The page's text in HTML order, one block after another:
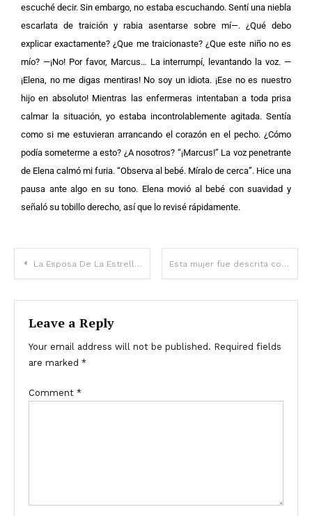
escuché decir. Sin embargo, no estaba escuchando. Sentí una niebla
escarlata de traición y rabia asentarse sobre mí—. ¿Qué debo
explicar exactamente? ¿Que me traicionaste? ¿Que este niño no es
mío? —¡No! Por favor, Marcus… La interrumpí, levantando la voz. —
¡Elena, no me digas mentiras! No soy un idiota. ¡Ese no es nuestro
hijo en absoluto! Mientras las enfermeras intentaban a toda prisa
calmar la situación, yo estaba incontrolablemente agitada. Sentía
como si me estuvieran arrancando el corazón en el pecho. ¿Cómo
podía someterme a esto? ¿A nosotros? “¡Marcus!” La voz penetrante
de Elena calmó mi furia. “Observa al bebé. Míralo de cerca”. Hice una
pausa ante algo en su tono. Elena movió al bebé con suavidad y
señaló su tobillo derecho, así que lo revisé rápidamente.
La Esposa De La Estrella De La Nhl Johnny Gaudreau, Meredith, Habla Después De Su Trágica Muerte A Los 31 Años Esta mujer fue descrita como la “supermodelo más icónica de todas” – Cómo luce Twiggy ahora a sus 70 años
Leave a Reply
Your email address will not be published. Required fields
are marked *
Comment *